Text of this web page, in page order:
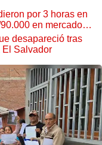
por 3 horas en
en mercado
desapareció tras
El Salvador